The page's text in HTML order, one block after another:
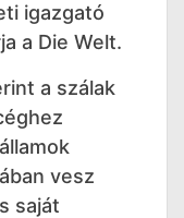
igazgató
a Die Welt.
a szálak
vesz
saját